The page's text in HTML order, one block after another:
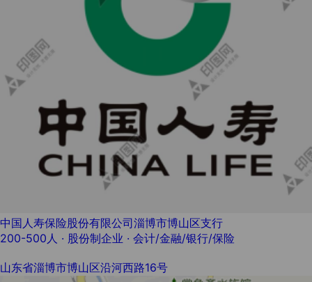
中国人寿保险股份有限公司淄博市博山区支行
200-500人 · 股份制企业 · 会计/金融/银行/保险
山东省淄博市博山区沿河西路16号